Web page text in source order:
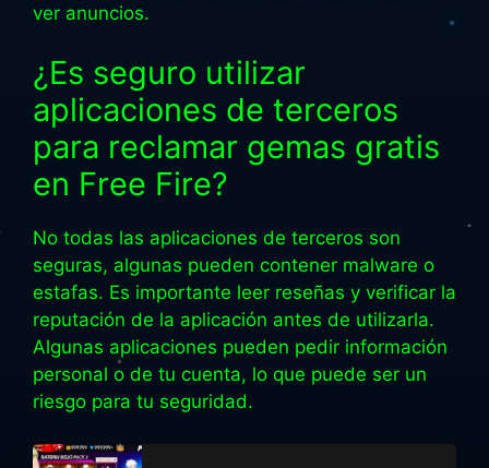
ver anuncios.
¿Es seguro utilizar
aplicaciones de terceros
para reclamar gemas gratis
en Free Fire?
No todas las aplicaciones de terceros son
seguras, algunas pueden contener malware o
estafas. Es importante leer reseñas y verificar la
reputación de la aplicación antes de utilizarla.
Algunas aplicaciones pueden pedir información
personal o de tu cuenta, lo que puede ser un
riesgo para tu seguridad.